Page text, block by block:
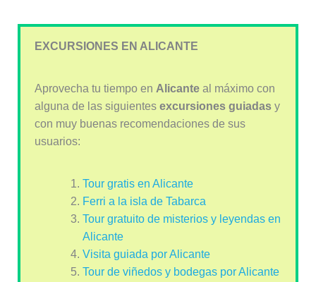
EXCURSIONES EN ALICANTE
Aprovecha tu tiempo en Alicanteal máximo con
alguna de las siguientes excursiones guiadasy
con muy buenas recomendaciones de sus
usuarios:
Tour gratis en Alicante
Ferri a la isla de Tabarca
Tour gratuito de misterios y leyendas en
Alicante
Visita guiada por Alicante
Tour de viñedos y bodegas por Alicante